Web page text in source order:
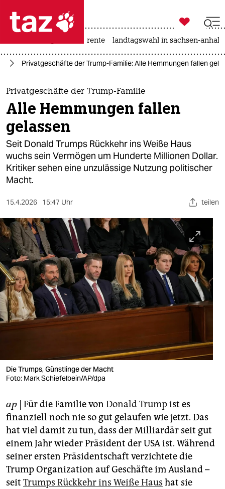
 taz zahl ich
taz zahl ich
themen
politik
öko
gesellschaft
kultur
sport
berlin
nord
wahrheit
verlag
verlag
fragen & hilfe
abo
genossenschaft
epaper login

taz zahl ich
rente landtagswahl in sachsen-anhalt
Privatgeschäfte der Trump-Familie: Alle Hemmungen fallen
Privatgeschäfte der Trump-Familie
Alle Hemmungen fallen
gelassen
Seit Donald Trumps Rückkehr ins Weiße Haus
wuchs sein Vermögen um Hunderte Millionen Dollar.
Kritiker sehen eine unzulässige Nutzung politischer
Macht.
15.4.2026 15:47 Uhr teilen
Die Trumps, Günstlinge der Macht
Foto: Mark Schiefelbein/AP/dpa
ap | Für die Familie von Donald Trumpist es
finanziell noch nie so gut gelaufen wie jetzt. Das
hat viel damit zu tun, dass der Milliardär seit gut
einem Jahr wieder Präsident der USA ist. Während
seiner ersten Präsidentschaft verzichtete die
Trump Organization auf Geschäfte im Ausland –
seit Trumps Rückkehr ins Weiße Haus hat sie